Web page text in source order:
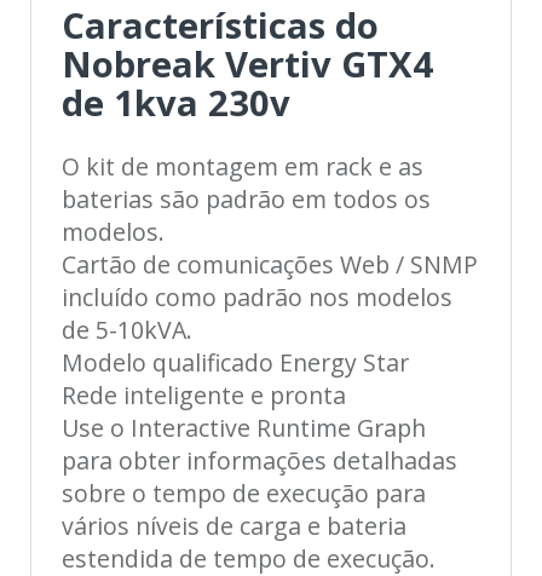
Características do
Nobreak Vertiv GTX4
de 1kva 230v
O kit de montagem em rack e as
baterias são padrão em todos os
modelos.
Cartão de comunicações Web / SNMP
incluído como padrão nos modelos
de 5-10kVA.
Modelo qualificado Energy Star
Rede inteligente e pronta
Use o Interactive Runtime Graph
para obter informações detalhadas
sobre o tempo de execução para
vários níveis de carga e bateria
estendida de tempo de execução.